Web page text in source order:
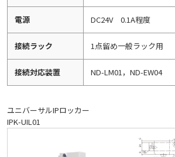
電源 DC24V 0.1A程度
接続ラック 1点留め一般ラック用
接続対応装置 ND-LM01，ND-EW04
ユニバーサルIPロッカー
IPK-UIL01